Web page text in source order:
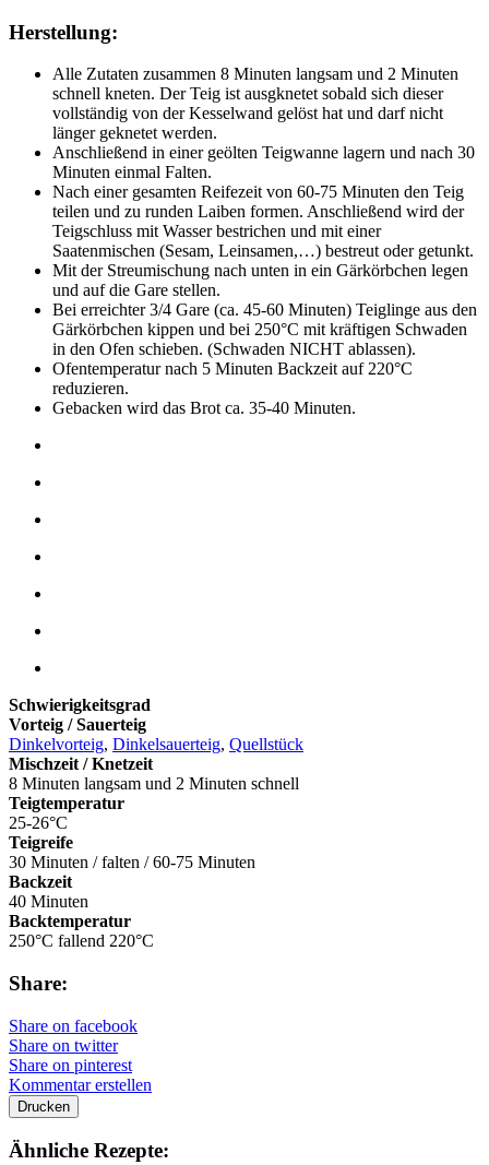
Herstellung:
Alle Zutaten zusammen 8 Minuten langsam und 2 Minuten
schnell kneten. Der Teig ist ausgknetet sobald sich dieser
vollständig von der Kesselwand gelöst hat und darf nicht
länger geknetet werden.
Anschließend in einer geölten Teigwanne lagern und nach 30
Minuten einmal Falten.
Nach einer gesamten Reifezeit von 60-75 Minuten den Teig
teilen und zu runden Laiben formen. Anschließend wird der
Teigschluss mit Wasser bestrichen und mit einer
Saatenmischen (Sesam, Leinsamen,…) bestreut oder getunkt.
Mit der Streumischung nach unten in ein Gärkörbchen legen
und auf die Gare stellen.
Bei erreichter 3/4 Gare (ca. 45-60 Minuten) Teiglinge aus den
Gärkörbchen kippen und bei 250°C mit kräftigen Schwaden
in den Ofen schieben. (Schwaden NICHT ablassen).
Ofentemperatur nach 5 Minuten Backzeit auf 220°C
reduzieren.
Gebacken wird das Brot ca. 35-40 Minuten.
Schwierigkeitsgrad
Vorteig / Sauerteig
Dinkelvorteig, Dinkelsauerteig, Quellstück
Mischzeit / Knetzeit
8 Minuten langsam und 2 Minuten schnell
Teigtemperatur
25-26°C
Teigreife
30 Minuten / falten / 60-75 Minuten
Backzeit
40 Minuten
Backtemperatur
250°C fallend 220°C
Share:
Share on facebook
Share on twitter
Share on pinterest
Kommentar erstellen
Drucken
Ähnliche Rezepte: